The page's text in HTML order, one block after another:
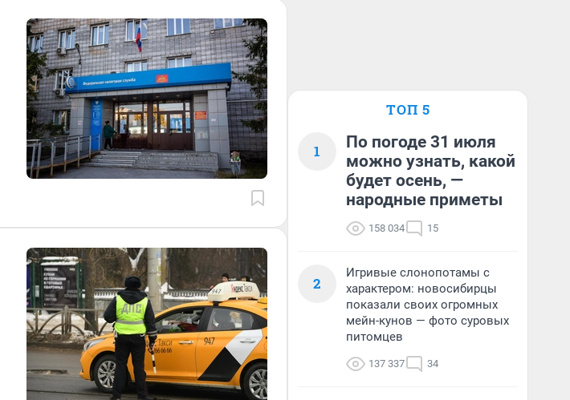
ТОП 5
1
По погоде 31 июля
можно узнать, какой
будет осень, —
народные приметы
158 034 15
2
Игривые слонопотамы с
характером: новосибирцы
показали своих огромных
мейн-кунов — фото суровых
питомцев
137 337 34